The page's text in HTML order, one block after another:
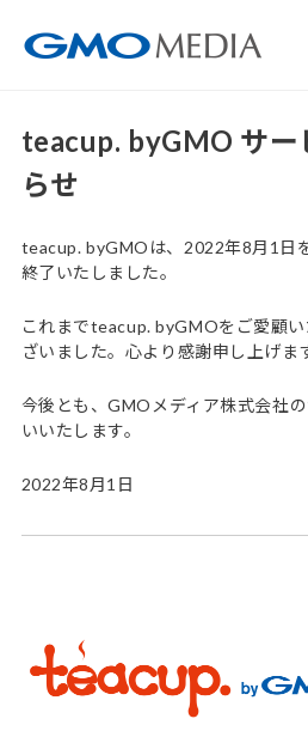
teacup. byGMO サー
らせ
teacup. byGMOは、2022年8月1日
終了いたしました。
これまでteacup. byGMOをご愛顧
ざいました。心より感謝申し上げま
今後とも、GMOメディア株式会社
いいたします。
2022年8月1日